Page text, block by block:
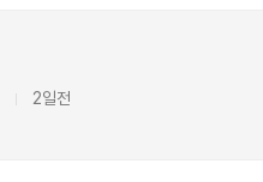
2일전